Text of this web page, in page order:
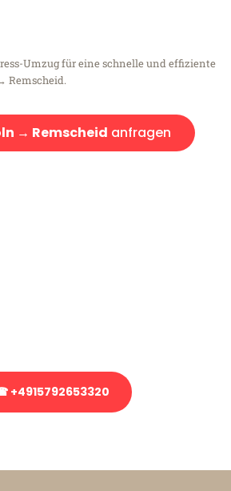
Umzug für eine schnelle und effiziente
Remscheid.
→ Remscheid anfragen
+4915792653320